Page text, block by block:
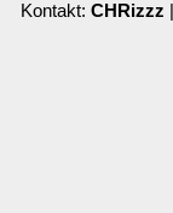
Kontakt: CHRizzz